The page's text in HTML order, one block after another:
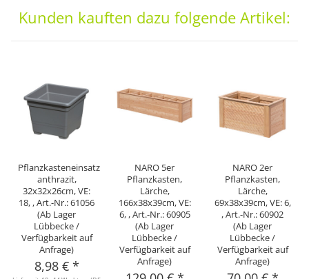
Kunden kauften dazu folgende Artikel:
Pflanzkasteneinsatz
anthrazit,
32x32x26cm, VE:
18, , Art.-Nr.: 61056
(Ab Lager
Lübbecke /
Verfügbarkeit auf
Anfrage)
8,98 € *
NARO 5er
Pflanzkasten,
Lärche,
166x38x39cm, VE:
6, , Art.-Nr.: 60905
(Ab Lager
Lübbecke /
Verfügbarkeit auf
Anfrage)
NARO 2er
Pflanzkasten,
Lärche,
69x38x39cm, VE: 6,
, Art.-Nr.: 60902
(Ab Lager
Lübbecke /
Verfügbarkeit auf
Anfrage)